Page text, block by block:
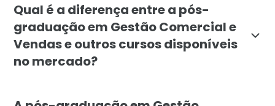
Qual é a diferença entre a pós-
graduação em Gestão Comercial e
Vendas e outros cursos disponíveis
no mercado?